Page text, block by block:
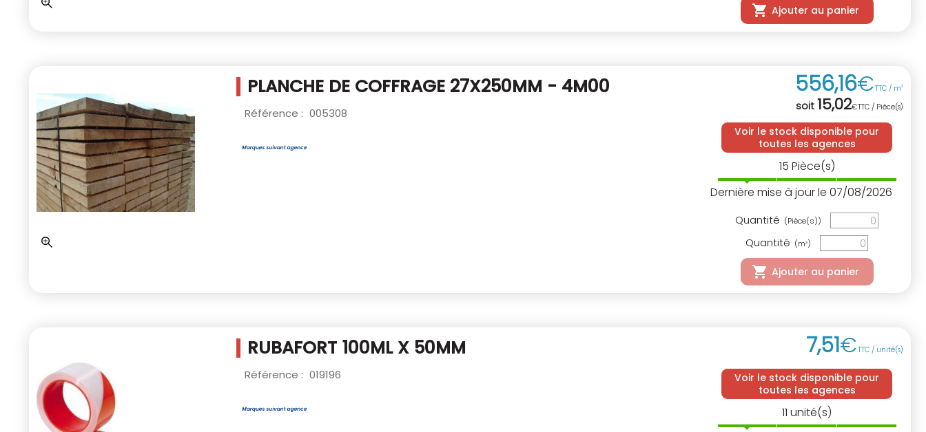
Ajouter au panier
PLANCHE DE COFFRAGE 27X250MM - 4M00
Référence : 005308
556,16€TTC / m3
soit15,02€TTC / Pièce(s)
Voir le stock disponible pour
toutes les agences
15 Pièce(s)
Dernière mise à jour le 07/08/2026
Quantité (Pièce(s))
Quantité (m3)
Ajouter au panier
RUBAFORT 100ML X 50MM
Référence : 019196
7,51€TTC / unité(s)
Voir le stock disponible pour
toutes les agences
11 unité(s)